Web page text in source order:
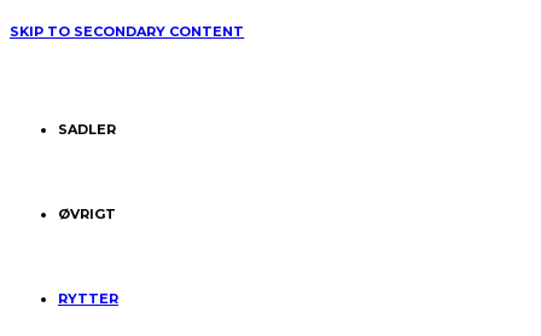
SKIP TO SECONDARY CONTENT
SADLER
ØVRIGT
RYTTER